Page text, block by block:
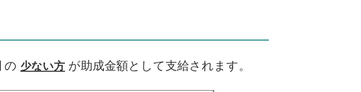
の 少ない方 が助成金額として支給されます。